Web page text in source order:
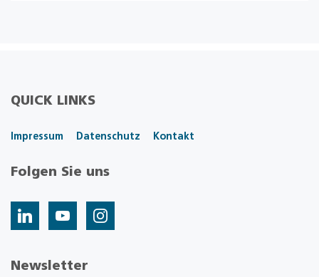
QUICK LINKS
Impressum Datenschutz Kontakt
Folgen Sie uns
Newsletter